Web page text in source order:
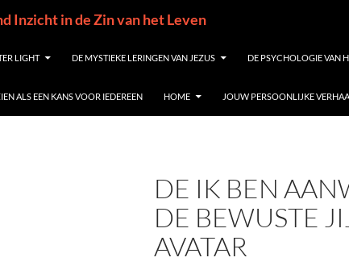
Inzicht in de Zin van het Leven
LIGHT DE MYSTIEKE LERINGEN VAN JEZUS DE PSYCHOLOGIE VAN
ALS EEN KANS VOOR IEDEREEN HOME JOUW PERSOONLIJKE
DE IK BEN
DE BEWUSTE
AVATAR